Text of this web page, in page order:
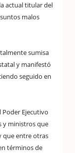
actual titular del
malos
sumisa
y manifestó
seguido en
Ejecutivo
y ministros que
que entre otras
términos de